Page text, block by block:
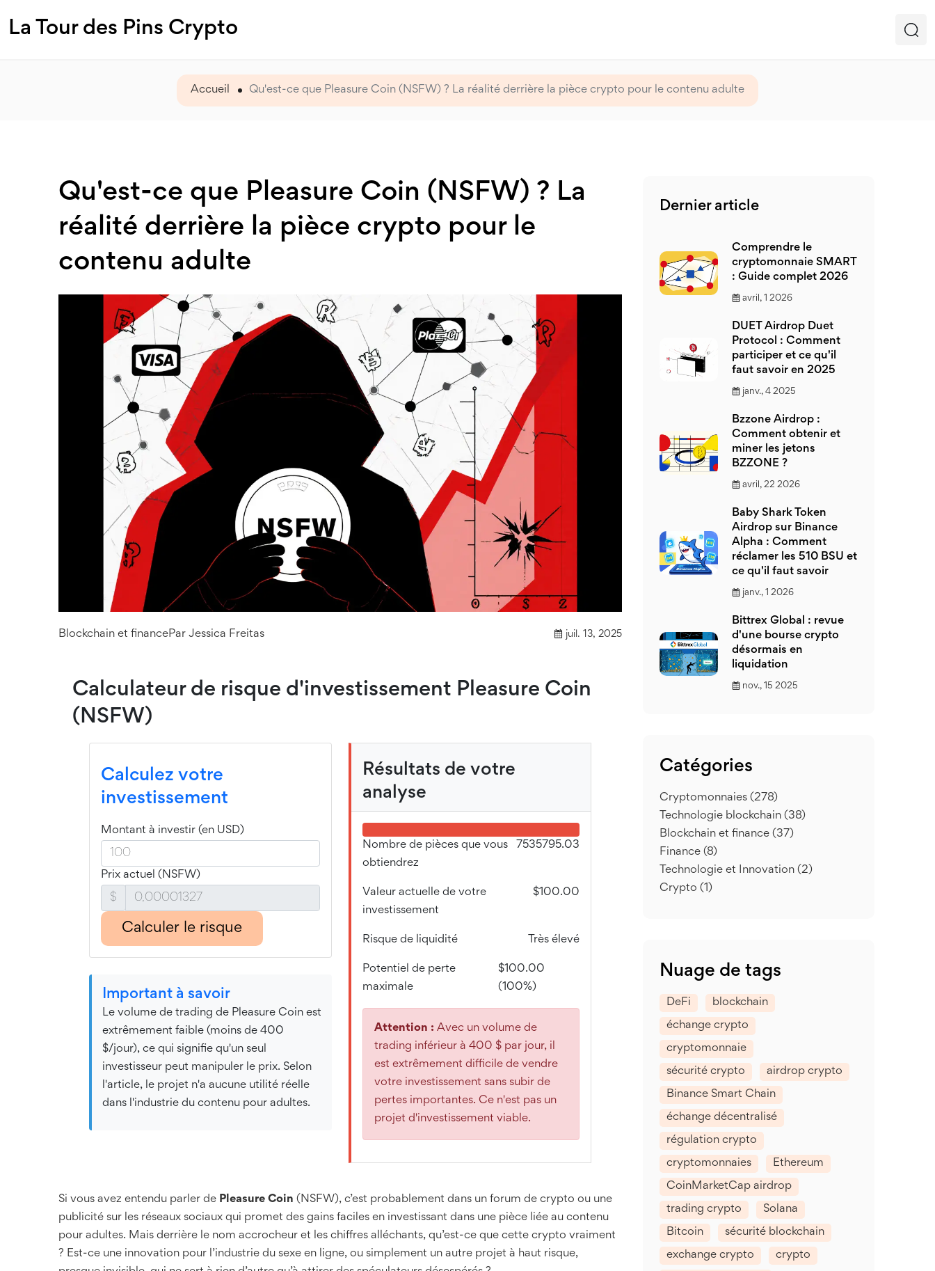
La Tour des Pins Crypto
Accueil Qu'est-ce que Pleasure Coin (NSFW) ? La réalité derrière la pièce crypto pour le contenu adulte
Qu'est-ce que Pleasure Coin (NSFW) ? La
réalité derrière la pièce crypto pour le
contenu adulte
Blockchain et financePar Jessica Freitas juil. 13, 2025
Calculateur de risque d'investissement Pleasure Coin
(NSFW)
Calculez votre
investissement
Montant à investir (en USD)
Prix actuel (NSFW)
$
Calculer le risque
Important à savoir
Le volume de trading de Pleasure Coin est
extrêmement faible (moins de 400
$/jour), ce qui signifie qu'un seul
investisseur peut manipuler le prix. Selon
l'article, le projet n'a aucune utilité réelle
dans l'industrie du contenu pour adultes.
Résultats de votre
analyse
Nombre de pièces que vous
obtiendrez
7535795.03
Valeur actuelle de votre
investissement
$100.00
Risque de liquidité Très élevé
Potentiel de perte
maximale
$100.00
(100%)
Attention : Avec un volume de
trading inférieur à 400 $ par jour, il
est extrêmement difficile de vendre
votre investissement sans subir de
pertes importantes. Ce n'est pas un
projet d'investissement viable.
Si vous avez entendu parler de Pleasure Coin (NSFW), c’est probablement dans un forum de crypto ou une
publicité sur les réseaux sociaux qui promet des gains faciles en investissant dans une pièce liée au contenu
pour adultes. Mais derrière le nom accrocheur et les chiffres alléchants, qu’est-ce que cette crypto vraiment
? Est-ce une innovation pour l’industrie du sexe en ligne, ou simplement un autre projet à haut risque,
Dernier article
Comprendre le
cryptomonnaie SMART
: Guide complet 2026
avril, 1 2026
DUET Airdrop Duet
Protocol : Comment
participer et ce qu'il
faut savoir en 2025
janv., 4 2025
Bzzone Airdrop :
Comment obtenir et
miner les jetons
BZZONE ?
avril, 22 2026
Baby Shark Token
Airdrop sur Binance
Alpha : Comment
réclamer les 510 BSU et
ce qu'il faut savoir
janv., 1 2026
Bittrex Global : revue
d'une bourse crypto
désormais en
liquidation
nov., 15 2025
Catégories
Cryptomonnaies (278)
Technologie blockchain (38)
Blockchain et finance (37)
Finance (8)
Technologie et Innovation (2)
Crypto (1)
Nuage de tags
DeFi blockchain
échange crypto
cryptomonnaie
sécurité crypto airdrop crypto
Binance Smart Chain
échange décentralisé
régulation crypto
cryptomonnaies Ethereum
CoinMarketCap airdrop
trading crypto Solana
Bitcoin sécurité blockchain
exchange crypto crypto